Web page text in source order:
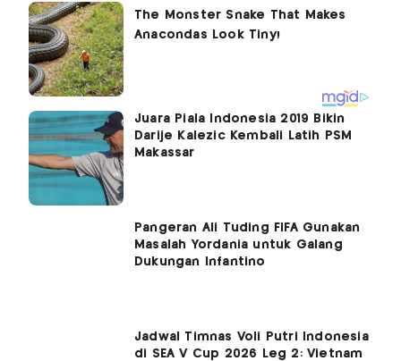
Juara Piala Indonesia 2019 Bikin
Darije Kalezic Kembali Latih PSM
Makassar
Pangeran Ali Tuding FIFA Gunakan
Masalah Yordania untuk Galang
Dukungan Infantino
Jadwal Timnas Voli Putri Indonesia
di SEA V Cup 2026 Leg 2: Vietnam